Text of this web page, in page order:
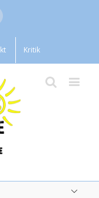
Kritik